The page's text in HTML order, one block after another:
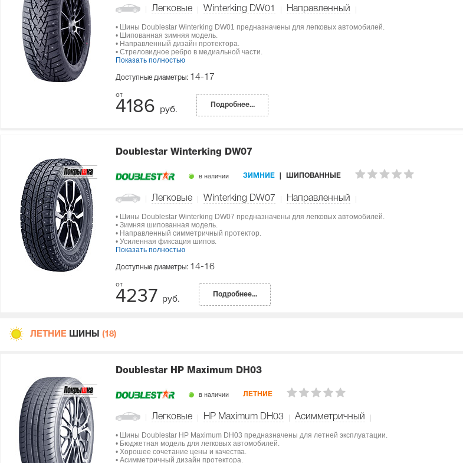
Легковые Winterking DW01 Направленный
• Шины Doublestar Winterking DW01 предназначены для легковых автомобилей.
• Шипованная зимняя модель.
• Направленный дизайн протектора.
• Стреловидное ребро в медиальной части.
Показать полностью
Доступные диаметры: 14-17
4186 руб. Подробнее...
Doublestar Winterking DW07
в наличии ЗИМНИЕ ШИПОВАННЫЕ
Легковые Winterking DW07 Направленный
• Шины Doublestar Winterking DW07 предназначены для легковых автомобилей.
• Зимняя шипованная модель.
• Направленный симметричный протектор.
• Усиленная фиксация шипов.
Показать полностью
Доступные диаметры: 14-16
4237 руб. Подробнее...
ЛЕТНИЕ ШИНЫ (18)
Doublestar HP Maximum DH03
в наличии ЛЕТНИЕ
Легковые HP Maximum DH03 Асимметричный
• Шины Doublestar HP Maximum DH03 предназначены для летней эксплуатации.
• Бюджетная модель для легковых автомобилей.
• Хорошее сочетание цены и качества.
• Асимметричный дизайн протектора.